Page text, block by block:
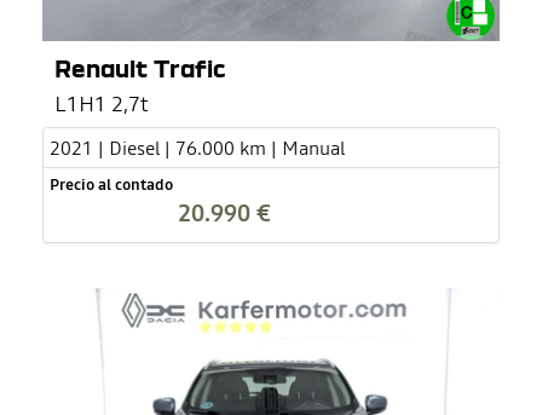
Renault Trafic
L1H1 2,7t
2021 | Diesel | 76.000 km | Manual
Precio al contado
20.990 €